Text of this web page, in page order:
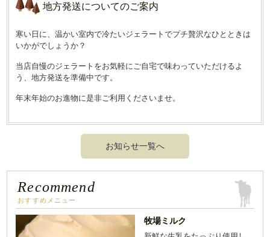
地方発送についてのご案内
寒い日に、温かい室内で冷たいジェラートでプチ贅沢なひとときは
いかがでしょうか？
当店自慢のジェラートをお気軽にご自宅で味わっていただけるよ
う、地方発送を準備中です。
年末年始のお進物に是非ご利用くださいませ。
お知らせ一覧へ
Recommend
おすすめメニュー
牧場ミルク